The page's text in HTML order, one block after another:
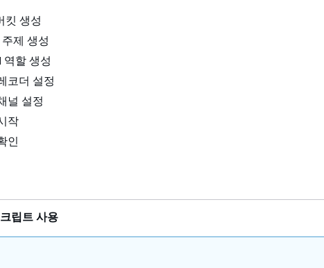
킷 생성
제 생성
역할 생성
코더 설정
널 설정
작
인
립트 사용